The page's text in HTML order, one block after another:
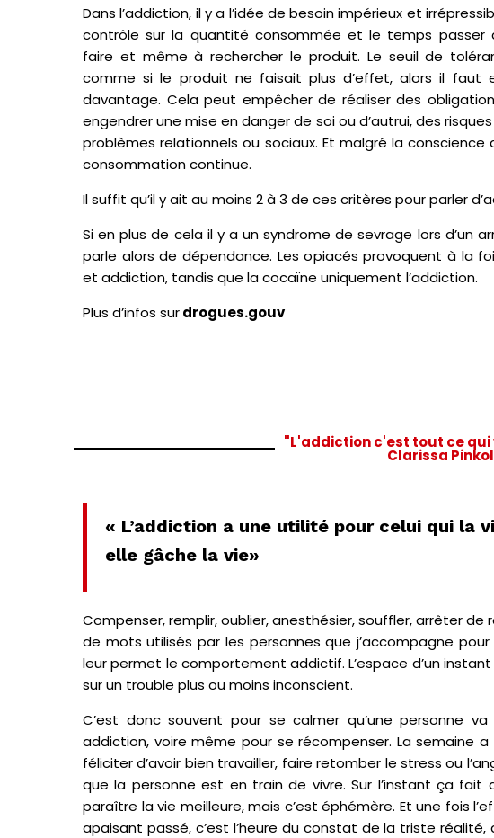
Dans l’addiction, il y a l’idée de besoin impérieux et
contrôle sur la quantité consommée et le temps passer
faire et même à rechercher le produit. Le seuil de
comme si le produit ne faisait plus d’effet, alors il faut
davantage. Cela peut empêcher de réaliser des
engendrer une mise en danger de soi ou d’autrui, des
problèmes relationnels ou sociaux. Et malgré la
consommation continue.
Il suffit qu’il y ait au moins 2 à 3 de ces critères pour parler
Si en plus de cela il y aun syndrome de sevrage lors d’un
parle alors de dépendance. Les opiacés provoquent à la
et addiction, tandis que la cocaïne uniquement l’addiction.
Plus d’infos surdrogues.gouv
"L'addiction c'est tout ce
Clarissa
« L’addiction a une utilité pour celui qui la
elle gâche la vie»
Compenser, remplir, oublier, anesthésier, souffler, arrêter de
de mots utilisés par les personnes que j’accompagne
leur permet le comportement addictif. L’espace d’un
sur un trouble plus ou moins inconscient.
C’est donc souvent pour se calmer qu’une personne
addiction, voire même pour se récompenser. La semaine
féliciter d’avoir bien travailler, faire retomber le stress ou
que la personne est en train de vivre. Sur l’instant ça fait
paraître la vie meilleure, mais c’est éphémère. Et une fois
apaisant passé, c’est l’heure du constat de la triste réalité,